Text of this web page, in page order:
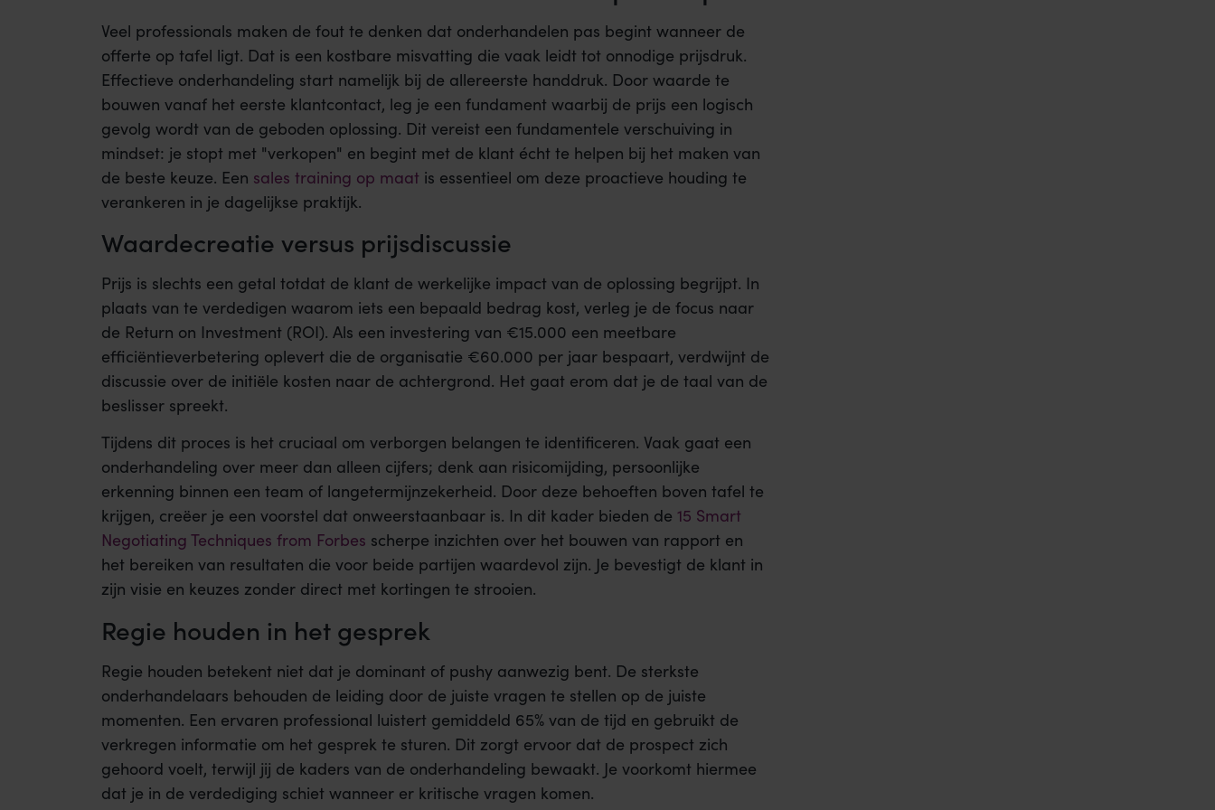
Veel professionals maken de fout te denken dat onderhandelen pas begint wanneer de
offerte op tafel ligt. Dat is een kostbare misvatting die vaak leidt tot onnodige prijsdruk.
Effectieve onderhandeling start namelijk bij de allereerste handdruk. Door waarde te
bouwen vanaf het eerste klantcontact, leg je een fundament waarbij de prijs een logisch
gevolg wordt van de geboden oplossing. Dit vereist een fundamentele verschuiving in
mindset: je stopt met "verkopen" en begint met de klant écht te helpen bij het maken van
de beste keuze. Een sales training op maat is essentieel om deze proactieve houding te
verankeren in je dagelijkse praktijk.
Waardecreatie versus prijsdiscussie
Prijs is slechts een getal totdat de klant de werkelijke impact van de oplossing begrijpt. In
plaats van te verdedigen waarom iets een bepaald bedrag kost, verleg je de focus naar
de Return on Investment (ROI). Als een investering van €15.000 een meetbare
efficiëntieverbetering oplevert die de organisatie €60.000 per jaar bespaart, verdwijnt de
discussie over de initiële kosten naar de achtergrond. Het gaat erom dat je de taal van de
beslisser spreekt.
Tijdens dit proces is het cruciaal om verborgen belangen te identificeren. Vaak gaat een
onderhandeling over meer dan alleen cijfers; denk aan risicomijding, persoonlijke
erkenning binnen een team of langetermijnzekerheid. Door deze behoeften boven tafel te
krijgen, creëer je een voorstel dat onweerstaanbaar is. In dit kader bieden de 15 Smart
Negotiating Techniques from Forbes scherpe inzichten over het bouwen van rapport en
het bereiken van resultaten die voor beide partijen waardevol zijn. Je bevestigt de klant in
zijn visie en keuzes zonder direct met kortingen te strooien.
Regie houden in het gesprek
Regie houden betekent niet dat je dominant of pushy aanwezig bent. De sterkste
onderhandelaars behouden de leiding door de juiste vragen te stellen op de juiste
momenten. Een ervaren professional luistert gemiddeld 65% van de tijd en gebruikt de
verkregen informatie om het gesprek te sturen. Dit zorgt ervoor dat de prospect zich
gehoord voelt, terwijl jij de kaders van de onderhandeling bewaakt. Je voorkomt hiermee
dat je in de verdediging schiet wanneer er kritische vragen komen.